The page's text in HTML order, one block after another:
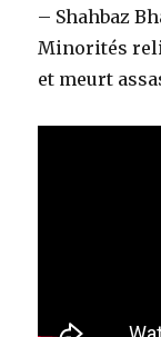
– Shahbaz
Minorités
et meurt